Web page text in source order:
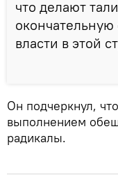
что делают
окончательную
власти в этой
Он подчеркнул,
выполнением
радикалы.